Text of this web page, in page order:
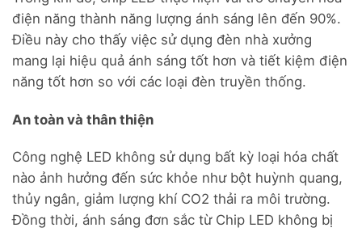
điện năng thành năng lượng ánh sáng lên đến 90%.
Điều này cho thấy việc sử dụng đèn nhà xưởng
mang lại hiệu quả ánh sáng tốt hơn và tiết kiệm điện
năng tốt hơn so với các loại đèn truyền thống.
An toàn và thân thiện
Công nghệ LED không sử dụng bất kỳ loại hóa chất
nào ảnh hưởng đến sức khỏe như bột huỳnh quang,
thủy ngân, giảm lượng khí CO2 thải ra môi trường.
Đồng thời, ánh sáng đơn sắc từ Chip LED không bị